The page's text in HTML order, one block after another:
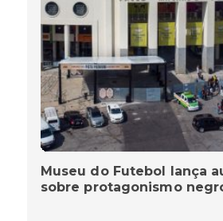
Museu do Futebol lança
sobre protagonismo